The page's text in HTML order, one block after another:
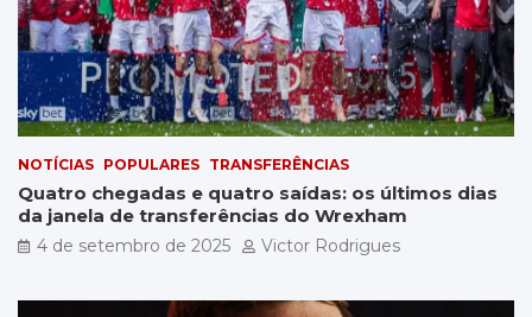
NOTÍCIAS POPULARES TRANSFERÊNCIAS
Quatro chegadas e quatro saídas: os últimos dias
da janela de transferências do Wrexham
4 de setembro de 2025 Victor Rodrigues